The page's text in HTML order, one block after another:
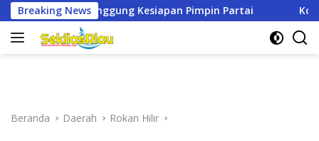
Langsung
ke
konten
Breaking News
Kesiapan Pimpin Partai Kodim 0321/Rohil Gelar
Beranda Daerah Rokan Hilir